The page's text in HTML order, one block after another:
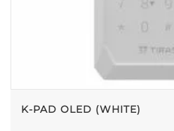
K-PAD OLED (WHITE)